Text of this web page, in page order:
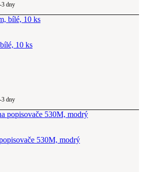
3 dny
10 ks
3 dny
530M, modrý